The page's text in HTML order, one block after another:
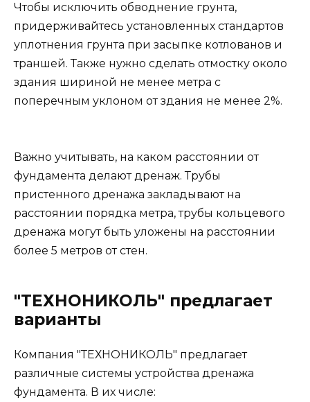
Чтобы исключить обводнение грунта,
придерживайтесь установленных стандартов
уплотнения грунта при засыпке котлованов и
траншей. Также нужно сделать отмостку около
здания шириной не менее метра с
поперечным уклоном от здания не менее 2%.
Важно учитывать, на каком расстоянии от
фундамента делают дренаж. Трубы
пристенного дренажа закладывают на
расстоянии порядка метра, трубы кольцевого
дренажа могут быть уложены на расстоянии
более 5 метров от стен.
"ТЕХНОНИКОЛЬ" предлагает
варианты
Компания "ТЕХНОНИКОЛЬ" предлагает
различные системы устройства дренажа
фундамента. В их числе: